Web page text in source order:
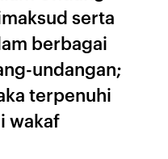
serta
berbagai
undangan;
terpenuhi
wakaf